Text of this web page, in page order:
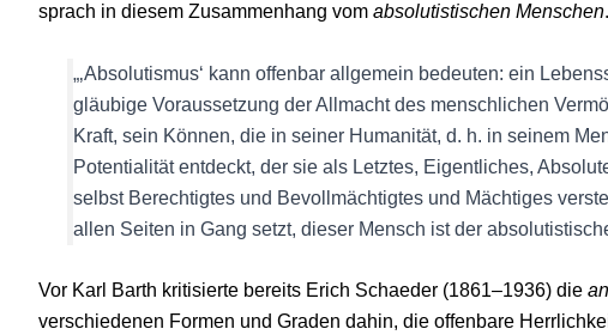
sprach in diesem Zusammenhang vom absolutistischen Menschen.
„‚Absolutismus‘ kann offenbar allgemein bedeuten: ein
gläubige Voraussetzung der Allmacht des menschlichen
Kraft, sein Können, die in seiner Humanität, d. h. in seinem
Potentialität entdeckt, der sie als Letztes, Eigentliches,
selbst Berechtigtes und Bevollmächtigtes und Mächtiges
allen Seiten in Gang setzt, dieser Mensch ist der
Vor Karl Barth kritisierte bereits Erich Schaeder (1861–1936) die
verschiedenen Formen und Graden dahin, die offenbare